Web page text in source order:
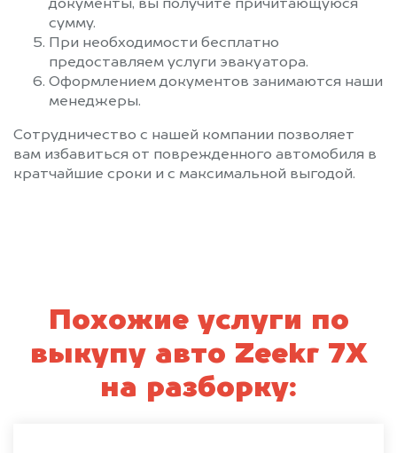
документы, вы получите причитающуюся
сумму.
При необходимости бесплатно
предоставляем услуги эвакуатора.
Оформлением документов занимаются наши
менеджеры.
Сотрудничество с нашей компании позволяет
вам избавиться от поврежденного автомобиля в
кратчайшие сроки и с максимальной выгодой.
Похожие услуги по
выкупу авто Zeekr 7X
на разборку: